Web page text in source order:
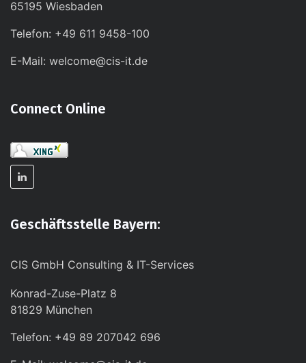
65195 Wiesbaden
Telefon: +49 611 9458-100
E-Mail: welcome@cis-it.de
Connect Online
Geschäftsstelle Bayern:
CIS GmbH Consulting & IT-Services
Konrad-Zuse-Platz 8
81829 München
Telefon: +49 89 207042 696